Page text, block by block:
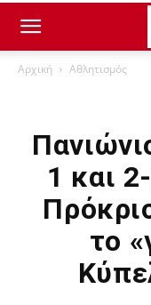
Αρχική Αθλητισμός
1 και
το